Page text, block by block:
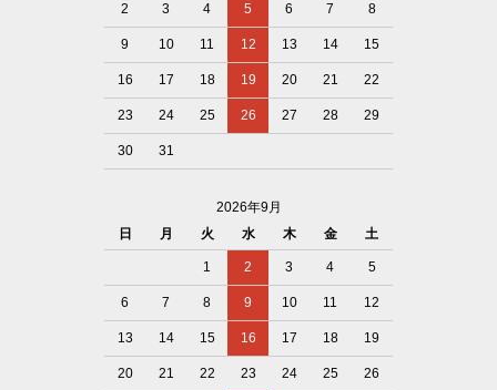
2 3 4 5 6 7 8
9 10 11 12 13 14 15
16 17 18 19 20 21 22
23 24 25 26 27 28 29
30 31
2026年9月
日
月 火 水 木 金 土
1 2 3 4 5
6 7 8 9 10 11 12
13 14 15 16 17 18 19
20 21 22 23 24 25 26